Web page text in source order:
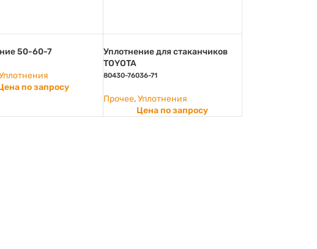
50-60-7
по запросу
Уплотнение для стаканчиков
TOYOTA
80430-76036-71
Прочее,Уплотнения
Цена по запросу